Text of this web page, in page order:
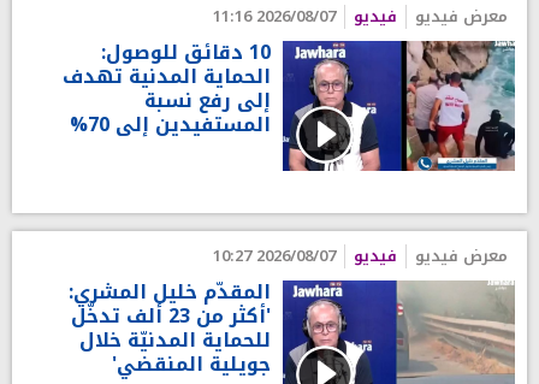
معرض فيديو فيديو 2026/08/07 11:16
10 دقائق للوصول:
الحماية المدنية تهدف
إلى رفع نسبة
المستفيدين إلى 70%
معرض فيديو فيديو 2026/08/07 10:27
المقدّم خليل المشري:
'أكثر من 23 ألف تدخّل
للحماية المدنيّة خلال
جويلية المنقضي'